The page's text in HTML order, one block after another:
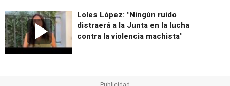
Loles López: "Ningún ruido
distraerá a la Junta en la lucha
contra la violencia machista"